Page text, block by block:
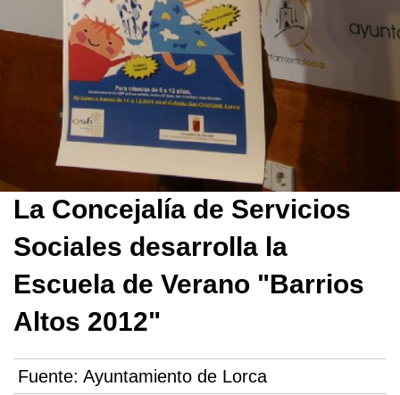
La Concejalía de Servicios
Sociales desarrolla la
Escuela de Verano "Barrios
Altos 2012"
Fuente: Ayuntamiento de Lorca